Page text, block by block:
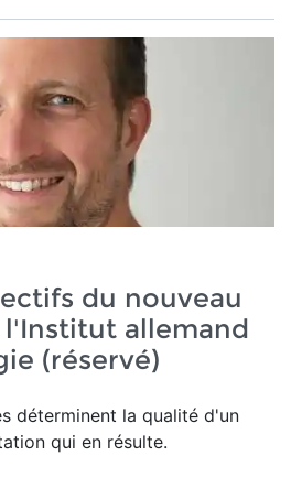
du nouveau
allemand
(réservé)
déterminent la qualité d'un
qui en résulte.